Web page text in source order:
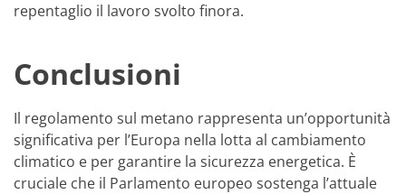
repentaglio il lavoro svolto finora.
Conclusioni
Il regolamento sul metano rappresenta un’opportunità
significativa per l’Europa nella lotta al cambiamento
climatico e per garantire la sicurezza energetica. È
cruciale che il Parlamento europeo sostenga l’attuale